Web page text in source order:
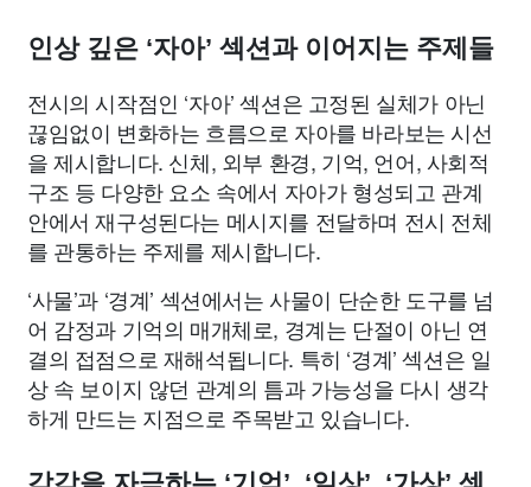
인상 깊은 ‘자아’ 섹션과 이어지는 주제들
전시의 시작점인 ‘자아’ 섹션은 고정된 실체가 아닌
끊임없이 변화하는 흐름으로 자아를 바라보는 시선
을 제시합니다. 신체, 외부 환경, 기억, 언어, 사회적
구조 등 다양한 요소 속에서 자아가 형성되고 관계
안에서 재구성된다는 메시지를 전달하며 전시 전체
를 관통하는 주제를 제시합니다.
‘사물’과 ‘경계’ 섹션에서는 사물이 단순한 도구를 넘
어 감정과 기억의 매개체로, 경계는 단절이 아닌 연
결의 접점으로 재해석됩니다. 특히 ‘경계’ 섹션은 일
상 속 보이지 않던 관계의 틈과 가능성을 다시 생각
하게 만드는 지점으로 주목받고 있습니다.